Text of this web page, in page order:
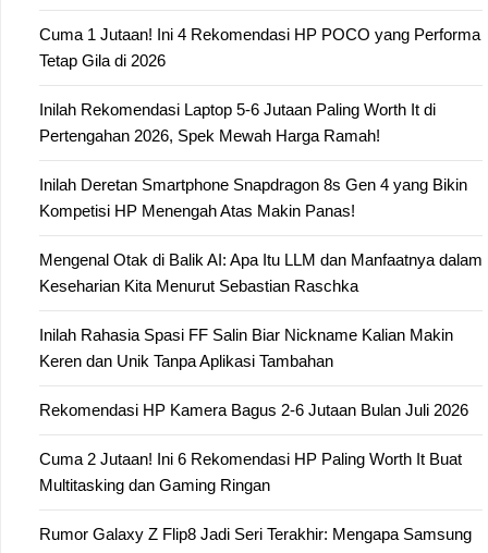
Cuma 1 Jutaan! Ini 4 Rekomendasi HP POCO yang Performa
Tetap Gila di 2026
Inilah Rekomendasi Laptop 5-6 Jutaan Paling Worth It di
Pertengahan 2026, Spek Mewah Harga Ramah!
Inilah Deretan Smartphone Snapdragon 8s Gen 4 yang Bikin
Kompetisi HP Menengah Atas Makin Panas!
Mengenal Otak di Balik AI: Apa Itu LLM dan Manfaatnya dalam
Keseharian Kita Menurut Sebastian Raschka
Inilah Rahasia Spasi FF Salin Biar Nickname Kalian Makin
Keren dan Unik Tanpa Aplikasi Tambahan
Rekomendasi HP Kamera Bagus 2-6 Jutaan Bulan Juli 2026
Cuma 2 Jutaan! Ini 6 Rekomendasi HP Paling Worth It Buat
Multitasking dan Gaming Ringan
Rumor Galaxy Z Flip8 Jadi Seri Terakhir: Mengapa Samsung